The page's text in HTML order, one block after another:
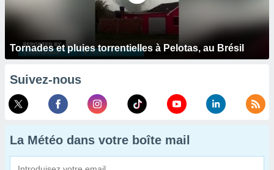
Tornades et pluies torrentielles à Pelotas, au Brésil
Suivez-nous
La Météo dans votre boîte mail